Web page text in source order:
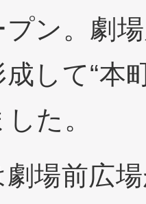
ン。劇
して“本
た。
場前広